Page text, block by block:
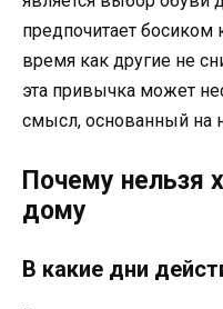
предпочитает босиком
время как другие не
эта привычка может
смысл, основанный на
Почему нельзя
дому
В какие дни